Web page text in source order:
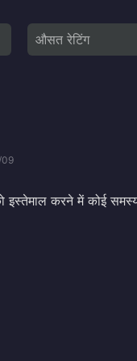
औसत रेटिंग
करने में कोई